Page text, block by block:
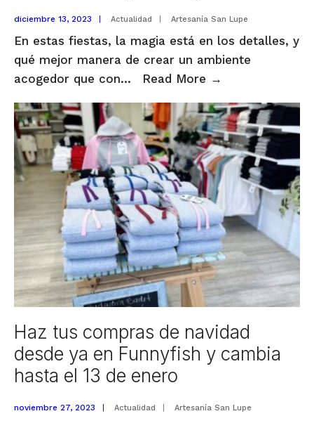
diciembre 13, 2023 | Actualidad Artesanía San Lupe
En estas fiestas, la magia está en los detalles, y
qué mejor manera de crear un ambiente
acogedor que con... Read More →
tus
celebraciones
Navideñas
un
festín
de
estilo
con
nuestro
menaje
de
hogar
Haz tus compras de navidad
desde ya en Funnyfish y cambia
hasta el 13 de enero
noviembre 27, 2023 Actualidad Artesanía San Lupe